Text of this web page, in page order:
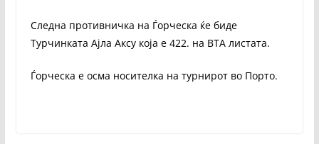
Следна противничка на Ѓорческа ќе биде
Турчинката Ајла Аксу која е 422. на ВТА листата.
Ѓорческа е осма носителка на турнирот во Порто.